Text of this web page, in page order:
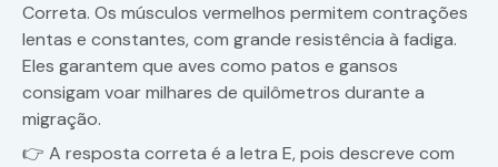
Correta. Os músculos vermelhos permitem contrações
lentas e constantes, com grande resistência à fadiga.
Eles garantem que aves como patos e gansos
consigam voar milhares de quilômetros durante a
migração.
👉 A resposta correta é a letra E, pois descreve com